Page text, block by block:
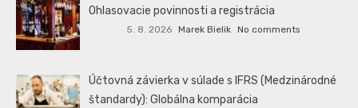
Ohlasovacie povinnosti a registrácia
5. 8. 2026 Marek Bielik No comments
Účtovná závierka v súlade s IFRS (Medzinárodné
štandardy): Globálna komparácia